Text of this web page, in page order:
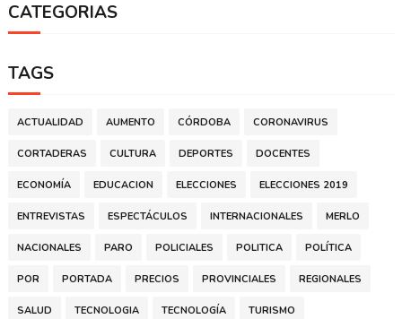
CATEGORIAS
TAGS
ACTUALIDAD AUMENTO CÓRDOBA CORONAVIRUS
CORTADERAS CULTURA DEPORTES DOCENTES
ECONOMÍA EDUCACION ELECCIONES ELECCIONES 2019
ENTREVISTAS ESPECTÁCULOS INTERNACIONALES MERLO
NACIONALES PARO POLICIALES POLITICA POLÍTICA
POR PORTADA PRECIOS PROVINCIALES REGIONALES
SALUD TECNOLOGIA TECNOLOGÍA TURISMO